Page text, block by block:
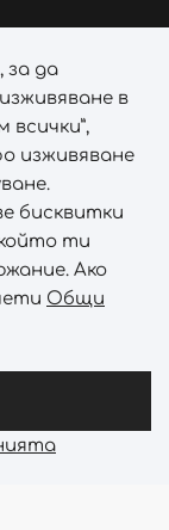
запазени
за да
в
изживяване
бисквитки
ти
Ако
Общи